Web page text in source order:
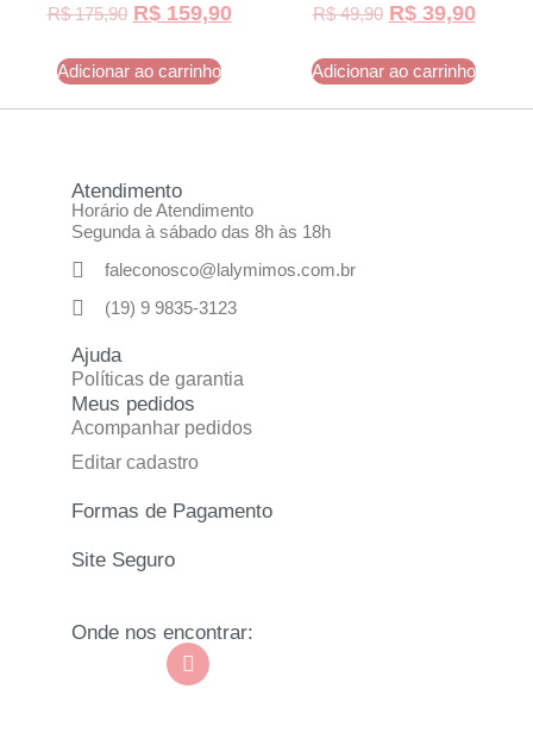
R$175,90 R$159,90
Adicionar ao carrinho
R$49,90 R$39,90
Adicionar ao carrinho
Atendimento
Horário de Atendimento
Segunda à sábado das 8h às 18h
faleconosco@lalymimos.com.br
(19) 9 9835-3123
Ajuda
Políticas de garantia
Meus pedidos
Acompanhar pedidos
Editar cadastro
Formas de Pagamento
Site Seguro
Onde nos encontrar: